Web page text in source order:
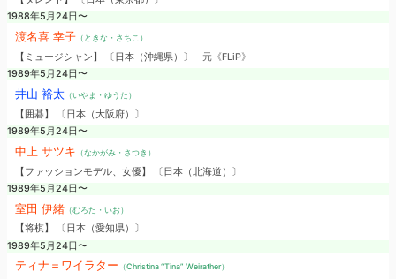
1988年5月24日〜
渡名喜 幸子（ときな・さちこ）
【ミュージシャン】 〔日本（沖縄県）〕 元《FLiP》
1989年5月24日〜
井山 裕太（いやま・ゆうた）
【囲碁】 〔日本（大阪府）〕
1989年5月24日〜
中上 サツキ （なかがみ・さつき）
【ファッションモデル、女優】 〔日本（北海道）〕
1989年5月24日〜
室田 伊緒（むろた・いお）
【将棋】 〔日本（愛知県）〕
1989年5月24日〜
ティナ＝ワイラター （Christina “Tina” Weirather）